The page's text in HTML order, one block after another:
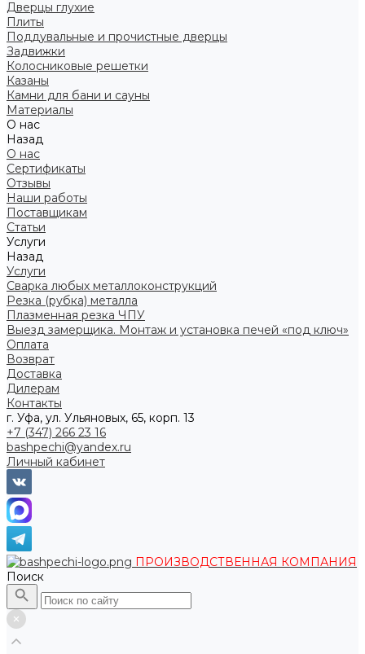
Дверцы глухие
Плиты
Поддувальные и прочистные дверцы
Задвижки
Колосниковые решетки
Казаны
Камни для бани и сауны
Материалы
О нас
Назад
О нас
Сертификаты
Отзывы
Наши работы
Поставщикам
Статьи
Услуги
Назад
Услуги
Сварка любых металлоконструкций
Резка (рубка) металла
Плазменная резка ЧПУ
Выезд замерщика. Монтаж и установка печей «под ключ»
Оплата
Возврат
Доставка
Дилерам
Контакты
г. Уфа, ул. Ульяновых, 65, корп. 13
+7 (347) 266 23 16
bashpechi@yandex.ru
Личный кабинет
ПРОИЗВОДСТВЕННАЯ КОМПАНИЯ
Поиск